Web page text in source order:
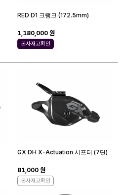
RED D1 크랭크 (172.5mm)
1,180,000 원
본사재고확인
GX DH X-Actuation 시프터 (7단)
81,000 원
본사재고확인